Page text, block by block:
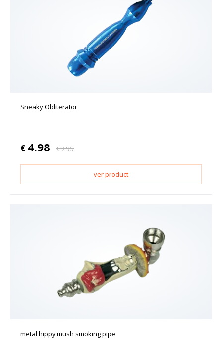
Sneaky Obliterator
€ 4.98 €9.95
ver product
metal hippy mush smoking pipe